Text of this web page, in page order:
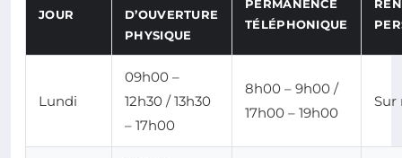
JOUR
D’OUVERTURE
PHYSIQUE
PERMANENCE
TÉLÉPHONIQUE
Lundi
09h00 –
12h30 / 13h30
– 17h00
8h00 – 9h00 /
17h00 – 19h00
Sur